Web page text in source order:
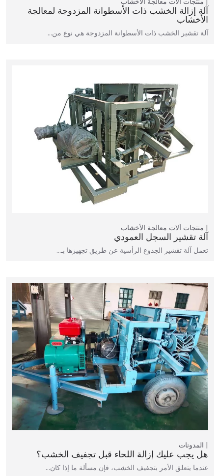
آلة إزالة الخشب ذات الأسطوانة المزدوجة لمعالجة
الأخشاب
آلة تقشير الخشب ذات الأسطوانة المزدوجة هي نوع من…
منتجات آلات معالجة الأخشاب
آلة تقشير السجل العمودي
تعمل آلة تقشير الجذوع الرأسية عن طريق تجهيزها بـ…
المدونات
هل يجب عليك إزالة اللحاء قبل تجفيف الخشب؟
عندما يتعلق الأمر بتجفيف الخشب، فإن مسألة ما إذا كان…